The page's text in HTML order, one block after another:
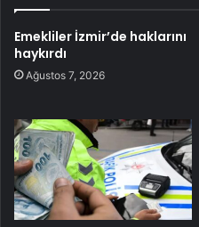
Emekliler İzmir’de haklarını
haykırdı
Ağustos 7, 2026